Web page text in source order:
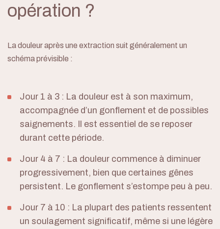
opération ?
La douleur après une extraction suit généralement un
schéma prévisible :
Jour 1 à 3 : La douleur est à son maximum,
accompagnée d’un gonflement et de possibles
saignements. Il est essentiel de se reposer
durant cette période.
Jour 4 à 7 : La douleur commence à diminuer
progressivement, bien que certaines gênes
persistent. Le gonflement s’estompe peu à peu.
Jour 7 à 10 : La plupart des patients ressentent
un soulagement significatif, même si une légère